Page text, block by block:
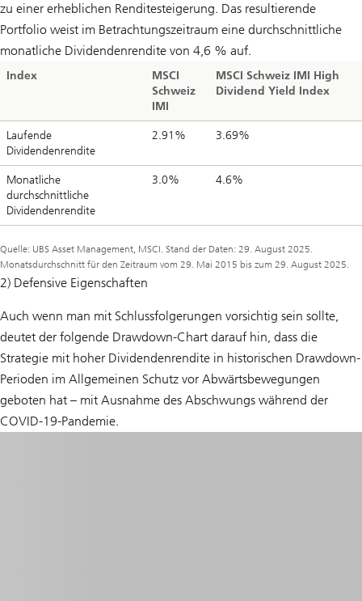
zu einer erheblichen Renditesteigerung. Das resultierende
Portfolio weist im Betrachtungszeitraum eine durchschnittliche
monatliche Dividendenrendite von 4,6 % auf.
Index
MSCI
Schweiz
IMI
MSCI Schweiz IMI High
Dividend Yield Index
Laufende
Dividendenrendite
2.91% 3.69%
Monatliche
durchschnittliche
Dividendenrendite
3.0% 4.6%
Quelle: UBS Asset Management, MSCI. Stand der Daten: 29. August 2025.
Monatsdurchschnitt für den Zeitraum vom 29. Mai 2015 bis zum 29. August 2025.
2) Defensive Eigenschaften
Auch wenn man mit Schlussfolgerungen vorsichtig sein sollte,
deutet der folgende Drawdown-Chart darauf hin, dass die
Strategie mit hoher Dividendenrendite in historischen Drawdown-
Perioden im Allgemeinen Schutz vor Abwärtsbewegungen
geboten hat – mit Ausnahme des Abschwungs während der
COVID-19-Pandemie.